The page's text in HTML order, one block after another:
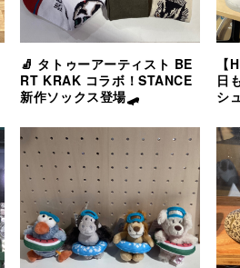
🧦 タトゥーアーティスト BE
RT KRAK コラボ！STANCE
新作ソックス登場🛹
【
日
シ